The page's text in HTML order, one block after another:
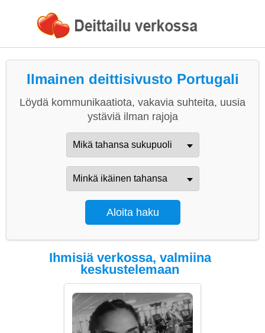
Ilmainen deittisivusto Portugali
Löydä kommunikaatiota, vakavia suhteita, uusia
ystäviä ilman rajoja
Ihmisiä verkossa, valmiina
keskustelemaan